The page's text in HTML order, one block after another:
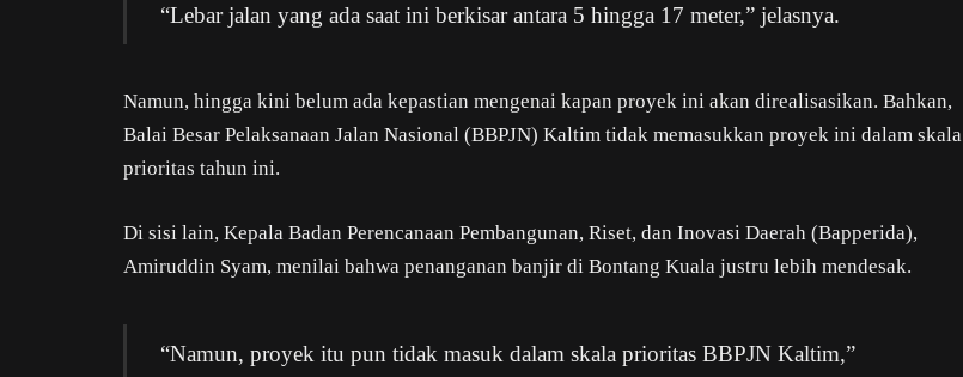
“Lebar jalan yang ada saat ini berkisar antara 5 hingga 17 meter,” jelasnya.
Namun, hingga kini belum ada kepastian mengenai kapan proyek ini akan direalisasikan. Bahkan,
Balai Besar Pelaksanaan Jalan Nasional (BBPJN) Kaltim tidak memasukkan proyek ini dalam skala
prioritas tahun ini.
Di sisi lain, Kepala Badan Perencanaan Pembangunan, Riset, dan Inovasi Daerah (Bapperida),
Amiruddin Syam, menilai bahwa penanganan banjir di Bontang Kuala justru lebih mendesak.
“Namun, proyek itu pun tidak masuk dalam skala prioritas BBPJN Kaltim,”